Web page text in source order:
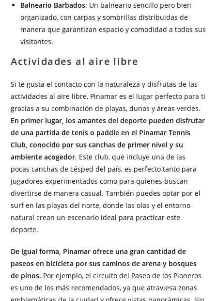
Balneario Barbados: Un balneario sencillo pero bien
organizado, con carpas y sombrillas distribuidas de
manera que garantizan espacio y comodidad a todos sus
visitantes.
Actividades al aire libre
Si te gusta el contacto con la naturaleza y disfrutas de las
actividades al aire libre, Pinamar es el lugar perfecto para ti
gracias a su combinación de playas, dunas y áreas verdes.
En primer lugar, los amantes del deporte pueden disfrutar
de una partida de tenis o paddle en el Pinamar Tennis
Club, conocido por sus canchas de primer nivel y su
ambiente acogedor. Este club, que incluye una de las
pocas canchas de césped del país, es perfecto tanto para
jugadores experimentados como para quienes buscan
divertirse de manera casual. También puedes optar por el
surf en las playas del norte, donde las olas y el entorno
natural crean un escenario ideal para practicar este
deporte.
De igual forma, Pinamar ofrece una gran cantidad de
paseos en bicicleta por sus caminos de arena y bosques
de pinos. Por ejemplo, el circuito del Paseo de los Pioneros
es uno de los más recomendados, ya que atraviesa zonas